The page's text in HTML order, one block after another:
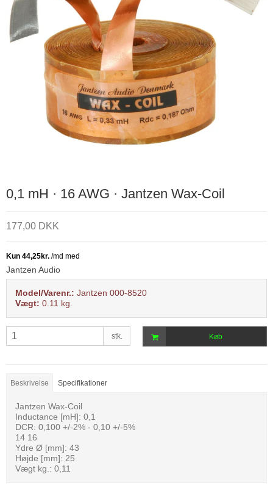
0,1 mH · 16 AWG · Jantzen Wax-Coil
177,00 DKK
Jantzen Audio
Model/Varenr.: Jantzen 000-8520
Vægt: 0.11 kg.
stk. Køb
Beskrivelse Specifikationer
Jantzen Wax-Coil
Inductance [mH]: 0,1
DCR: 0,100 +/-2% - 0,10 +/-5%
14 16
Ydre Ø [mm]: 43
Højde [mm]: 25
Vægt kg.: 0,11